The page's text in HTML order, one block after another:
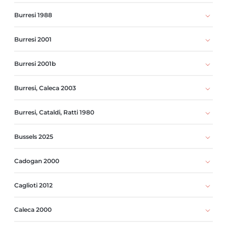
Burresi 1988
Burresi 2001
Burresi 2001b
Burresi, Caleca 2003
Burresi, Cataldi, Ratti 1980
Bussels 2025
Cadogan 2000
Caglioti 2012
Caleca 2000